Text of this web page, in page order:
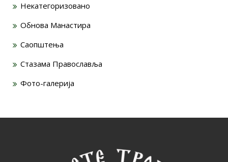
Некатегоризовано
Обнова Манастира
Саопштења
Стазама Православља
Фото-галерија